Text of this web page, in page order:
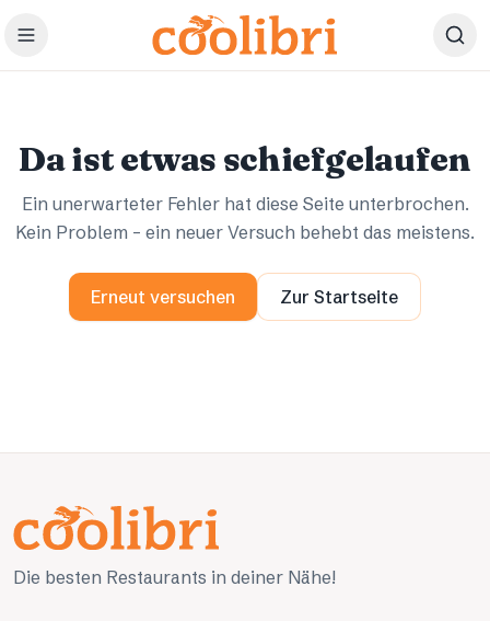
Zum Hauptinhalt springen
Da ist etwas schiefgelaufen
Ein unerwarteter Fehler hat diese Seite unterbrochen.
Kein Problem – ein neuer Versuch behebt das meistens.
Erneut versuchen Zur Startseite
Die besten Restaurants in deiner Nähe!